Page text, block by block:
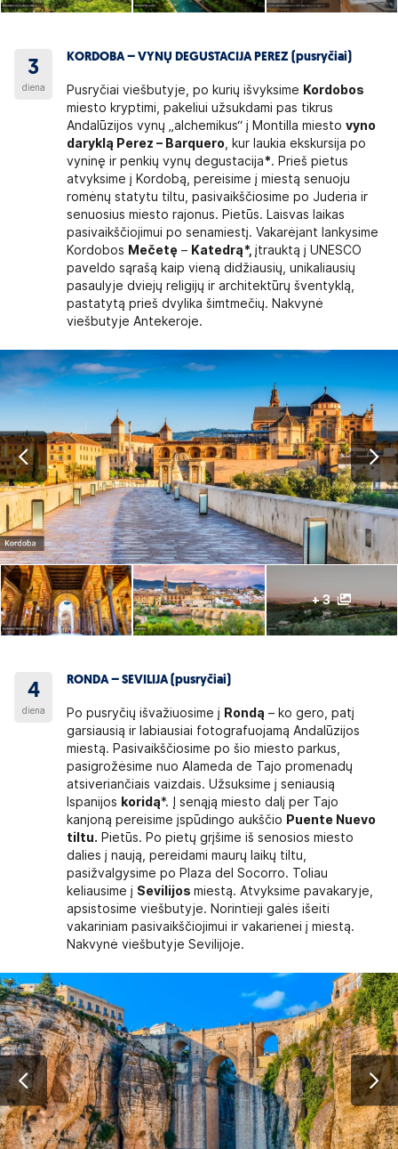
3
diena
KORDOBA – VYNŲ DEGUSTACIJA PEREZ (pusryčiai)
Pusryčiai viešbutyje, po kurių išvyksime Kordobos
miesto kryptimi, pakeliui užsukdami pas tikrus
Andalūzijos vynų „alchemikus“ į Montilla miestovyno
daryklą Perez – Barquero , kur laukia ekskursija po
vyninę ir penkių vynų degustacija*. Prieš pietus
atvyksime į Kordobą, pereisime į miestą senuoju
romėnų statytu tiltu, pasivaikščiosime po Juderia ir
senuosius miesto rajonus. Pietūs. Laisvas laikas
pasivaikščiojimui po senamiestį. Vakarėjant lankysime
Kordobos Mečetę – Katedrą*,įtrauktą į UNESCO
paveldo sąrašą kaip vieną didžiausių, unikaliausių
pasaulyje dviejų religijų ir architektūrų šventyklą,
pastatytą prieš dvylika šimtmečių. Nakvynė
viešbutyje Antekeroje.
+ 3
4
diena
RONDA – SEVILIJA (pusryčiai)
Po pusryčių išvažiuosime į Rondą – ko gero, patį
garsiausią ir labiausiai fotografuojamą Andalūzijos
miestą. Pasivaikščiosime po šio miesto parkus,
pasigrožėsime nuo Alameda de Tajo promenadų
atsiveriančiais vaizdais. Užsuksime į seniausią
Ispanijos koridą*. Į senąją miesto dalį per Tajo
kanjoną pereisime įspūdingo aukščio Puente Nuevo
tiltu. Pietūs. Po pietų grįšime iš senosios miesto
dalies į naują, pereidami maurų laikų tiltu,
pasižvalgysime po Plaza del Socorro. Toliau
keliausime į Sevilijosmiestą. Atvyksime pavakaryje,
apsistosime viešbutyje. Norintieji galės išeiti
vakariniam pasivaikščiojimui ir vakarienei į miestą.
Nakvynė viešbutyje Sevilijoje.